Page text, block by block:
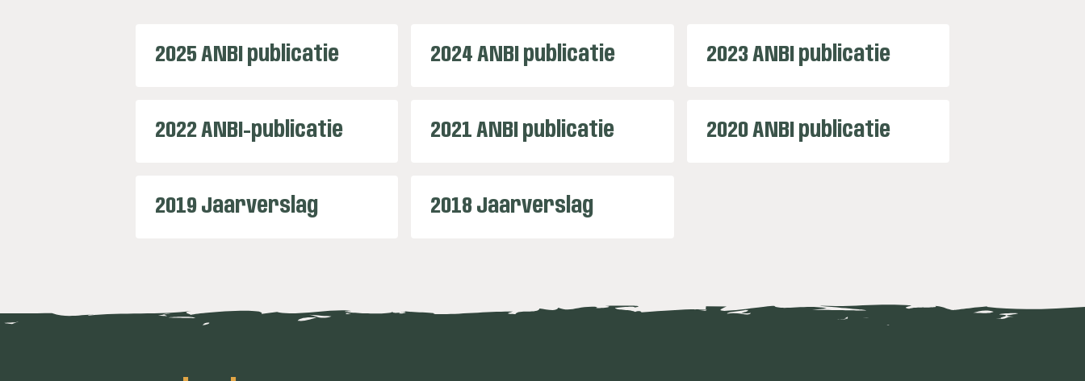
2025 ANBI publicatie 2024 ANBI publicatie 2023 ANBI publicatie
2022 ANBI-publicatie 2021 ANBI publicatie 2020 ANBI publicatie
2019 Jaarverslag 2018 Jaarverslag